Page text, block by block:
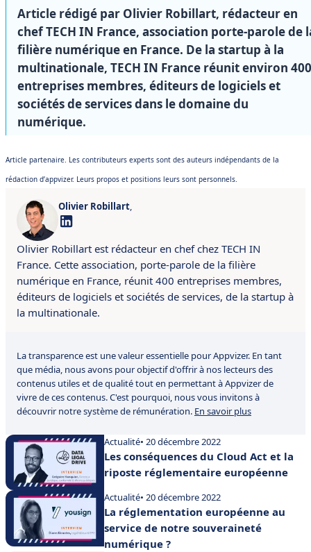
Article rédigé par Olivier Robillart, rédacteur en
chef TECH IN France, association porte-parole de
filière numérique en France. De la startup à la
multinationale, TECH IN France réunit environ 400
entreprises membres, éditeurs de logiciels et
sociétés de services dans le domaine du
numérique.
Article partenaire. Les contributeurs experts sont des auteurs indépendants de la
rédaction d’appvizer. Leurs propos et positions leurs sont personnels.
Olivier Robillart,
Olivier Robillart est rédacteur en chef chez TECH IN
France. Cette association, porte-parole de la filière
numérique en France, réunit 400 entreprises membres,
éditeurs de logiciels et sociétés de services, de la startup à
la multinationale.
La transparence est une valeur essentielle pour Appvizer. En tant
que média, nous avons pour objectif d'offrir à nos lecteurs des
contenus utiles et de qualité tout en permettant à Appvizer de
vivre de ces contenus. C'est pourquoi, nous vous invitons à
découvrir notre système de rémunération. En savoir plus
Actualité• 20 décembre 2022
Les conséquences du Cloud Act et la
riposte réglementaire européenne
Actualité• 20 décembre 2022
La réglementation européenne au
service de notre souveraineté
numérique ?